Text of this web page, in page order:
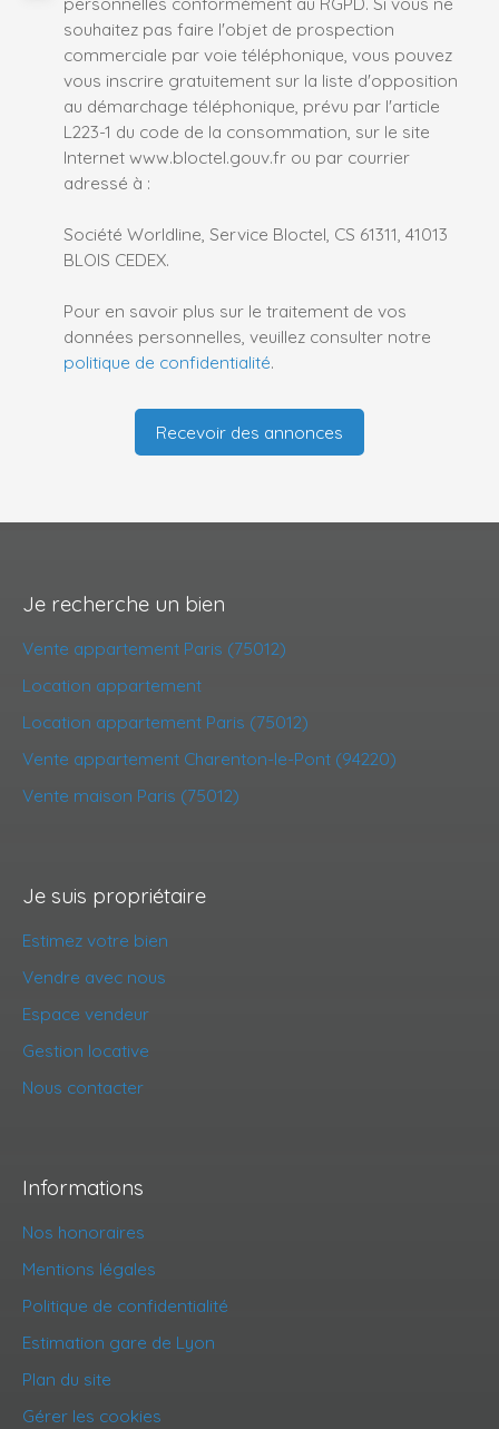
souhaitez pas faire l'objet de prospection
commerciale par voie téléphonique, vous pouvez
vous inscrire gratuitement sur la liste d'opposition
au démarchage téléphonique, prévu par l'article
L223-1 du code de la consommation, sur le site
Internet www.bloctel.gouv.fr ou par courrier
adressé à :
Société Worldline, Service Bloctel, CS 61311, 41013
BLOIS CEDEX.
Pour en savoir plus sur le traitement de vos
données personnelles, veuillez consulter notre
politique de confidentialité.
Recevoir des annonces
Je recherche un bien
Vente appartement Paris (75012)
Location appartement
Location appartement Paris (75012)
Vente appartement Charenton-le-Pont (94220)
Vente maison Paris (75012)
Je suis propriétaire
Estimez votre bien
Vendre avec nous
Espace vendeur
Gestion locative
Nous contacter
Informations
Nos honoraires
Mentions légales
Politique de confidentialité
Estimation gare de Lyon
Plan du site
Gérer les cookies